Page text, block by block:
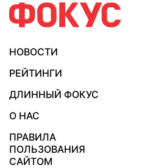
НОВОСТИ
РЕЙТИНГИ
ДЛИННЫЙ ФОКУС
О НАС
ПРАВИЛА
ПОЛЬЗОВАНИЯ
САЙТОМ